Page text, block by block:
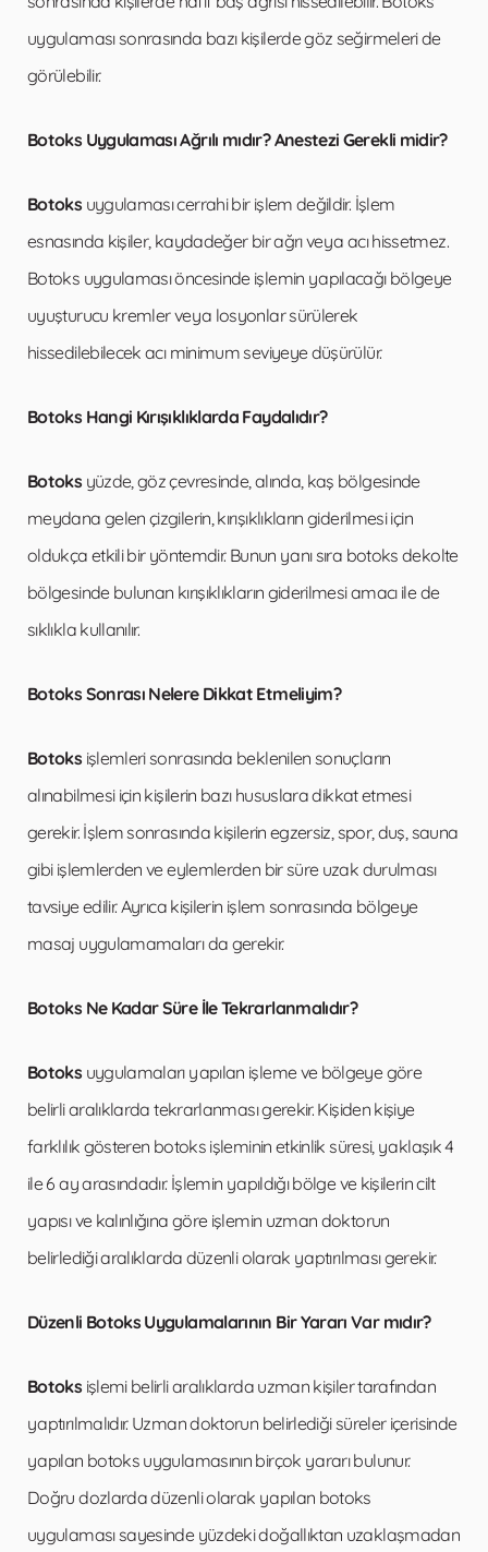
uygulaması sonrasında bazı kişilerde göz seğirmeleri de
görülebilir.
Botoks Uygulaması Ağrılı mıdır? Anestezi Gerekli midir?
Botoks uygulaması cerrahi bir işlem değildir. İşlem
esnasında kişiler, kaydadeğer bir ağrı veya acı hissetmez.
Botoks uygulaması öncesinde işlemin yapılacağı bölgeye
uyuşturucu kremler veya losyonlar sürülerek
hissedilebilecek acı minimum seviyeye düşürülür.
Botoks Hangi Kırışıklıklarda Faydalıdır?
Botoksyüzde, göz çevresinde, alında, kaş bölgesinde
meydana gelen çizgilerin, kırışıklıkların giderilmesi için
oldukça etkili bir yöntemdir. Bunun yanı sıra botoks dekolte
bölgesinde bulunan kırışıklıkların giderilmesi amacı ile de
sıklıkla kullanılır.
Botoks Sonrası Nelere Dikkat Etmeliyim?
Botoks işlemleri sonrasında beklenilen sonuçların
alınabilmesi için kişilerin bazı hususlara dikkat etmesi
gerekir. İşlem sonrasında kişilerin egzersiz, spor, duş, sauna
gibi işlemlerden ve eylemlerden bir süre uzak durulması
tavsiye edilir. Ayrıca kişilerin işlem sonrasında bölgeye
masaj uygulamamaları da gerekir.
Botoks Ne Kadar Süre İle Tekrarlanmalıdır?
Botoksuygulamaları yapılan işleme ve bölgeye göre
belirli aralıklarda tekrarlanması gerekir. Kişiden kişiye
farklılık gösteren botoks işleminin etkinlik süresi, yaklaşık 4
ile 6 ay arasındadır. İşlemin yapıldığı bölge ve kişilerin cilt
yapısı ve kalınlığına göre işlemin uzman doktorun
belirlediği aralıklarda düzenli olarak yaptırılması gerekir.
Düzenli Botoks Uygulamalarının Bir Yararı Var mıdır?
Botoks işlemi belirli aralıklarda uzman kişiler tarafından
yaptırılmalıdır. Uzman doktorun belirlediği süreler içerisinde
yapılan botoks uygulamasının birçok yararı bulunur.
Doğru dozlarda düzenli olarak yapılan botoks
uygulaması sayesinde yüzdeki doğallıktan uzaklaşmadan